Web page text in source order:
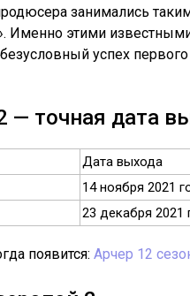
занимались
Именно этими
успех
— точная дата
Дата выхода
14 ноября 2021
23 декабря 2021
появится: Арчер 12